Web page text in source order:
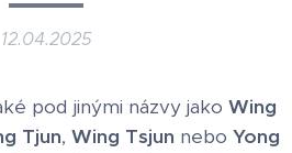
12.04.2025
pod jinými názvy jako Wing
Tjun, Wing Tsjun nebo Yong